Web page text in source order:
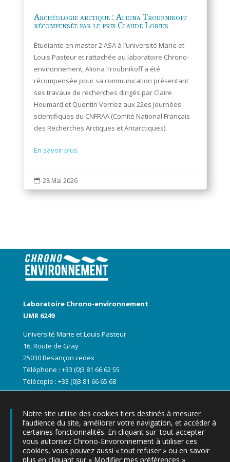
Archéologie arctique : Aliona Troubnikoff
récompensée par le prix Claude Lorius
Étudiante en master 2 ASA à l’université Marie et
Louis Pasteur et rattachée au laboratoire Chrono-
environnement, Aliona Troubnikoff a été
récompensée pour sa communication présentant
ses travaux de recherches dirigés par Claire
Houmard et Quentin Verriez aux 22es Journées
scientifiques du CNFRAA (Comité National Français
des Recherches Arctiques et Antarctiques).
En savoir plus
 28 Mai 2026
Laboratoire Chrono-environnement
UMR 6249
Université Marie et Louis Pasteur
16, Route de Gray
25030 Besançon cedex
Téléphone : +33 (0)3 81 66 62 55
Télécopie : +33 (0)3 81 66 65 68
Notre site utilise des cookies tiers destinés à mesurer
l’audience du site, améliorer votre navigation, et accéder à
certaines fonctionnalités. En cliquant sur 'tout accepter'
vous autorisez Chrono-Envoronnement à utiliser ces
cookies, vous pouvez aussi « tout refuser » ou en savoir
plus en cliquant sur « Modifier mes préférences »